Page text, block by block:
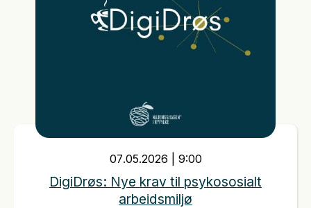
07.05.2026 9:00
DigiDrøs: Nye krav til psykososialt
arbeidsmiljø